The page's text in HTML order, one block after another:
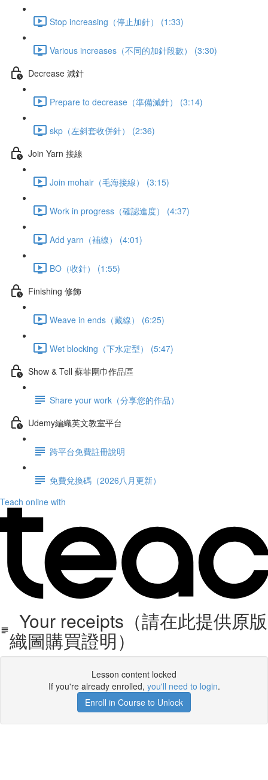
Stop increasing（停止加針） (1:33)
Various increases（不同的加針段數） (3:30)
Decrease 減針
Prepare to decrease（準備減針） (3:14)
skp（左斜套收併針） (2:36)
Join Yarn 接線
Join mohair（毛海接線） (3:15)
Work in progress（確認進度） (4:37)
Add yarn（補線） (4:01)
BO（收針） (1:55)
Finishing 修飾
Weave in ends（藏線） (6:25)
Wet blocking（下水定型） (5:47)
Show & Tell 蘇菲圍巾作品區
Share your work（分享您的作品）
Udemy編織英文教室平台
跨平台免費註冊說明
免費兌換碼（2026八月更新）
Teach online with
Your receipts（請在此提供原版
織圖購買證明）
Lesson content locked
If you're already enrolled, you'll need to login.
Enroll in Course to Unlock